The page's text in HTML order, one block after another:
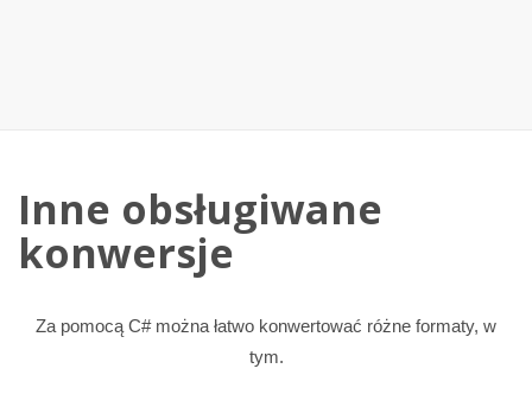
Inne obsługiwane
konwersje
Za pomocą C# można łatwo konwertować różne formaty, w
tym.